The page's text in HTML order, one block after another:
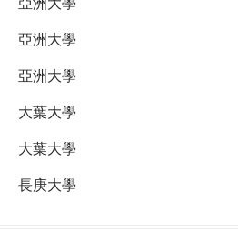
亞洲大學
亞洲大學
大葉大學
大葉大學
長庚大學